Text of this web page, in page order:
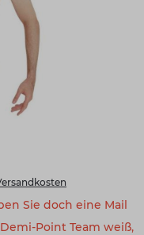
Sie doch eine Mail
Point Team weiß,